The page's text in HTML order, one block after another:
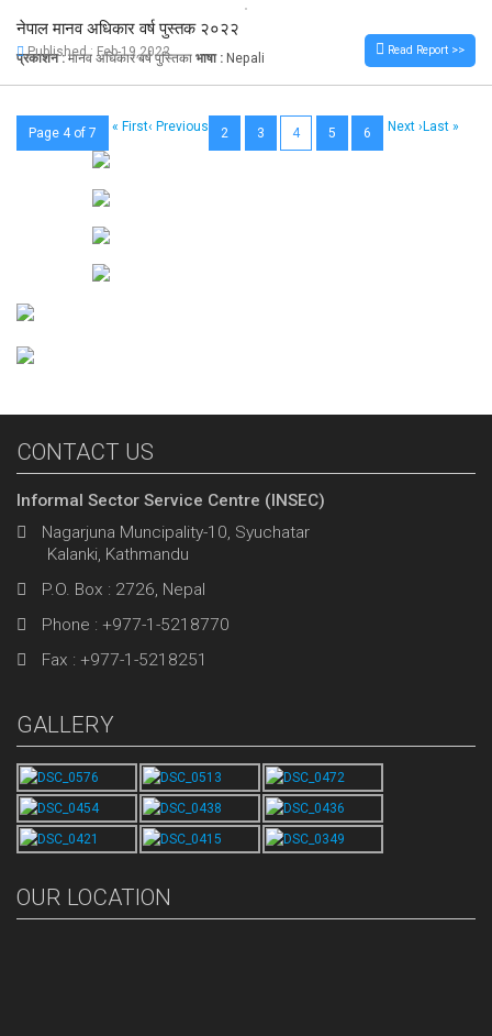
नेपाल मानव अधिकार वर्ष पुस्तक २०२२
प्रकाशन :मानव अधिकार बर्ष पुस्तिका भाषा : Nepali
Published : Feb-19,2022 Read Report >>
Page 4 of 7 « First‹ Previous 2 3 4 5 6 Next › Last »
CONTACT US
Informal Sector Service Centre (INSEC)
Nagarjuna Muncipality-10, Syuchatar
Kalanki, Kathmandu
P.O. Box : 2726, Nepal
Phone : +977-1-5218770
Fax : +977-1-5218251
GALLERY
OUR LOCATION